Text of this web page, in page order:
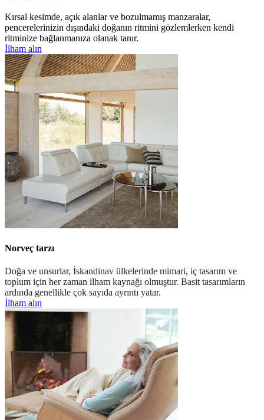
Kırsal kesimde, açık alanlar ve bozulmamış manzaralar,
pencerelerinizin dışındaki doğanın ritmini gözlemlerken kendi
ritminize bağlanmanıza olanak tanır.
İlham alın
Norveç tarzı
Doğa ve unsurlar, İskandinav ülkelerinde mimari, iç tasarım ve
toplum için her zaman ilham kaynağı olmuştur. Basit tasarımların
ardında genellikle çok sayıda ayrıntı yatar.
İlham alın